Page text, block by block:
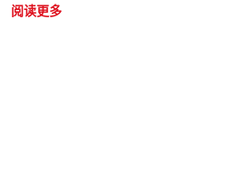
阅读更多